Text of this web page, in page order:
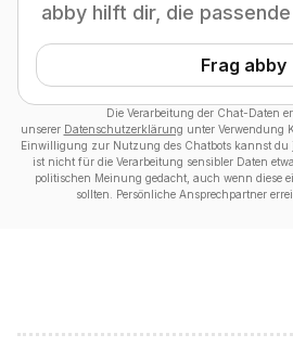
abby hilft dir, die
Frag abby
Die Verarbeitung der Chat-Daten
unserer Datenschutzerklärung unter Verwendung
Einwilligung zur Nutzung des Chatbots kannst du
ist nicht für die Verarbeitung sensibler Daten
politischen Meinung gedacht, auch wenn diese
sollten. Persönliche Ansprechpartner